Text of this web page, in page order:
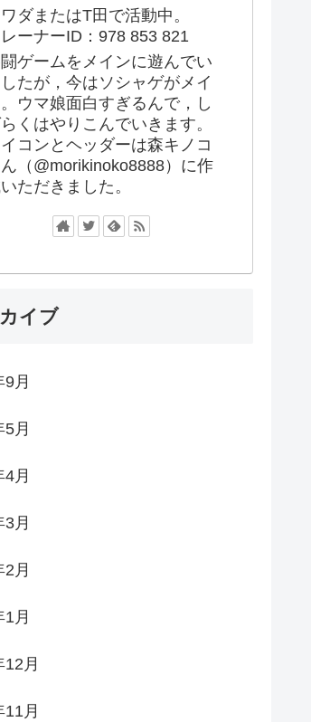
ダまたはT田で活動中。
レーナーID：978 853 821
ゲームをメインに遊んでい
したが，今はソシャゲがメイ
ウマ娘面白すぎるんで，し
くはやりこんでいきます。
コンとヘッダーは森キノコ
（@morikinoko8888）に作
ただきました。
イブ
月
月
月
月
月
月
月
月